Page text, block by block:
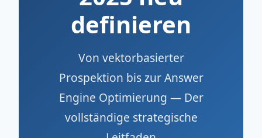
definieren
Von vektorbasierter
Prospektion bis zur Answer
Engine Optimierung — Der
vollständige strategische